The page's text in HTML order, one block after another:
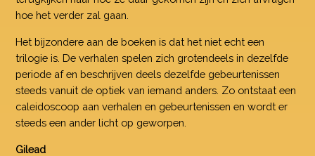
hoe het verder zal gaan.
Het bijzondere aan de boeken is dat het niet echt een
trilogie is. De verhalen spelen zich grotendeels in dezelfde
periode af en beschrijven deels dezelfde gebeurtenissen
steeds vanuit de optiek van iemand anders. Zo ontstaat een
caleidoscoop aan verhalen en gebeurtenissen en wordt er
steeds een ander licht op geworpen.
Gilead